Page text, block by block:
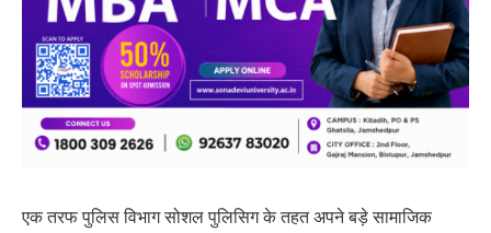
एक तरफ पुलिस विभाग सोशल पुलिसिग के तहत अपने बड़े सामाजिक